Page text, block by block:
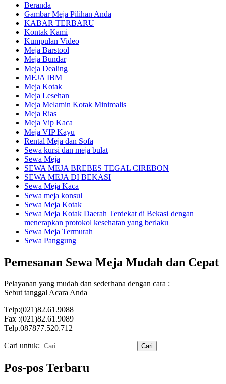
Beranda
Gambar Meja Pilihan Anda
KABAR TERBARU
Kontak Kami
Kumpulan Video
Meja Barstool
Meja Bundar
Meja Dealing
MEJA IBM
Meja Kotak
Meja Lesehan
Meja Melamin Kotak Minimalis
Meja Rias
Meja Vip Kaca
Meja VIP Kayu
Rental Meja dan Sofa
Sewa kursi dan meja bulat
Sewa Meja
SEWA MEJA BREBES TEGAL CIREBON
SEWA MEJA DI BEKASI
Sewa Meja Kaca
Sewa meja konsul
Sewa Meja Kotak
Sewa Meja Kotak Daerah Terdekat di Bekasi dengan
menerapkan protokol kesehatan yang berlaku
Sewa Meja Termurah
Sewa Panggung
Pemesanan Sewa Meja Mudah dan Cepat
Pelayanan yang mudah dan sederhana dengan cara :
Sebut tanggal Acara Anda
Telp:(021)82.61.9088
Fax :(021)82.61.9089
Telp.087877.520.712
Cari untuk:
Pos-pos Terbaru